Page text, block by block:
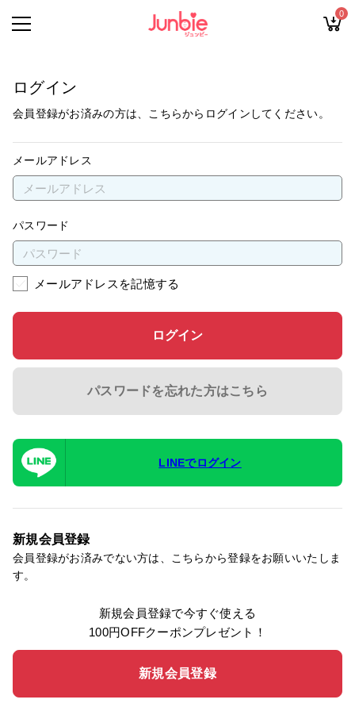
0
ログイン
会員登録がお済みの方は、こちらからログインしてください。
メールアドレス
パスワード
メールアドレスを記憶する
ログイン
パスワードを忘れた方はこちら
LINEでログイン
新規会員登録
会員登録がお済みでない方は、こちらから登録をお願いいたしま
す。
新規会員登録で今すぐ使える
100円OFFクーポンプレゼント！
新規会員登録